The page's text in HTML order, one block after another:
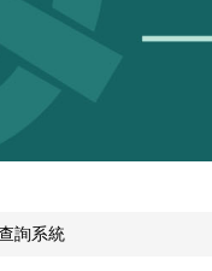
詢系統